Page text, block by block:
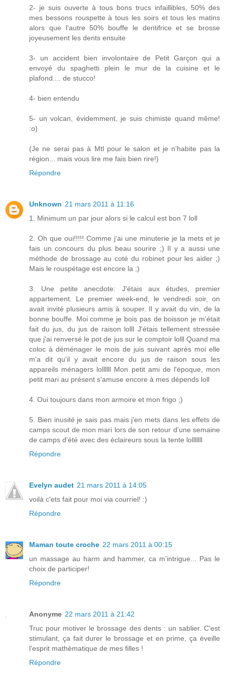
2- je suis ouverte à tous bons trucs infaillibles, 50% des
mes bessons rouspette à tous les soirs et tous les matins
alors que l'autre 50% bouffe le dentifrice et se brosse
joyeusement les dents ensuite
3- un accident bien involontaire de Petit Garçon qui a
envoyé du spaghetti plein le mur de la cuisine et le
plafond.... de stucco!
4- bien entendu
5- un volcan, évidemment, je suis chimiste quand même!
:o)
(Je ne serai pas à Mtl pour le salon et je n'habite pas la
région... mais vous lire me fais bien rire!)
Répondre
Unknown 21 mars 2011 à 11:16
1. Minimum un par jour alors si le calcul est bon 7 loll
2. Oh que oui!!!!! Comme j'ai une minuterie je la mets et je
fais un concours du plus beau sourire ;) Il y a aussi une
méthode de brossage au coté du robinet pour les aider ;)
Mais le rouspétage est encore la ;)
3. Une petite anecdote: J'étais aux études, premier
appartement. Le premier week-end, le vendredi soir, on
avait invité plusieurs amis à souper. Il y avait du vin, de la
bonne bouffe. Moi comme je bois pas de boisson je m'était
fait du jus, du jus de raison lolll J'étais tellement stressée
que j'ai renversé le pot de jus sur le comptoir lolll Quand ma
coloc à déménager le mois de juis suivant après moi elle
m'a dit qu'il y avait encore du jus de raison sous les
appareils ménagers lollllll Mon petit ami de l'époque, mon
petit mari au présent s'amuse encore à mes dépends loll
4. Oui toujours dans mon armoire et mon frigo ;)
5. Bien inusité je sais pas mais j'en mets dans les effets de
camps scout de mon mari lors de son retour d'une semaine
de camps d'été avec des éclaireurs sous la tente lolllllll
Répondre
Evelyn audet 21 mars 2011 à 14:05
voilà c'ets fait pour moi via courriel! :)
Répondre
Maman toute croche 22 mars 2011 à 00:15
un massage au harm and hammer, ca m'intrigue... Pas le
choix de participer!
Répondre
Anonyme 22 mars 2011 à 21:42
Truc pour motiver le brossage des dents : un sablier. C'est
stimulant, ça fait durer le brossage et en prime, ça éveille
l'esprit mathématique de mes filles !
Répondre